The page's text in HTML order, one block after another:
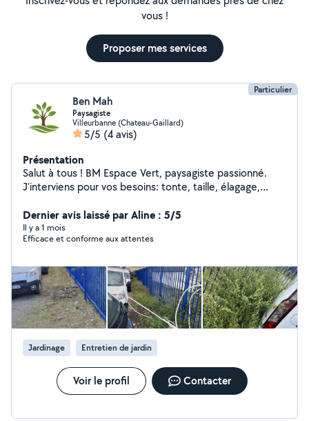
vous !
Proposer mes services
Particulier
Ben Mah
Paysagiste
Villeurbanne (Chateau-Gaillard)
5/5 (4 avis)
Présentation
Salut à tous ! BM Espace Vert, paysagiste passionné.
J'interviens pour vos besoins: tonte, taille, élagage,
vos petites interventions rapides ! Travaille propre et
serieux Devis rapide Au plaisir de prendre soin de vos
extérieurs !
Dernier avis laissé par Aline : 5/5
Il y a 1 mois
Efficace et conforme aux attentes
Jardinage Entretien de jardin
Voir le profil Contacter